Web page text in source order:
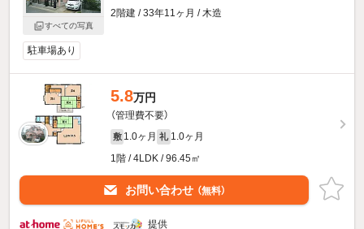
すべての写真
2階建 / 33年11ヶ月 / 木造
駐車場あり
5.8万円
（管理費不要）
敷 1.0ヶ月 礼 1.0ヶ月
1階 / 4LDK / 96.45㎡
お問い合わせ （無料）
提供